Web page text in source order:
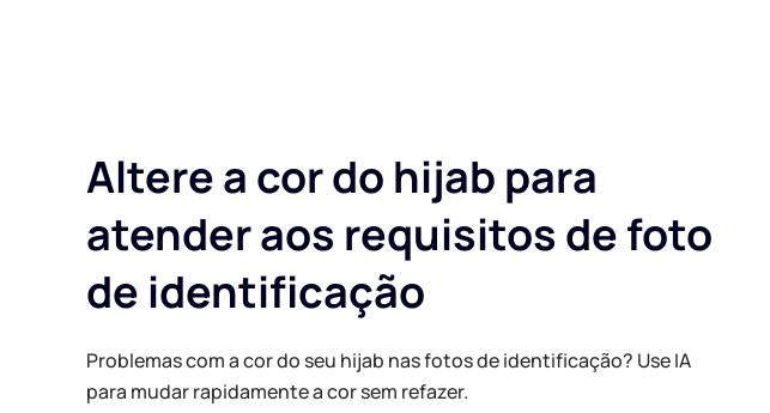
Altere a cor do hijab para
atender aos requisitos de foto
de identificação
Problemas com a cor do seu hijab nas fotos de identificação? Use IA
para mudar rapidamente a cor sem refazer.